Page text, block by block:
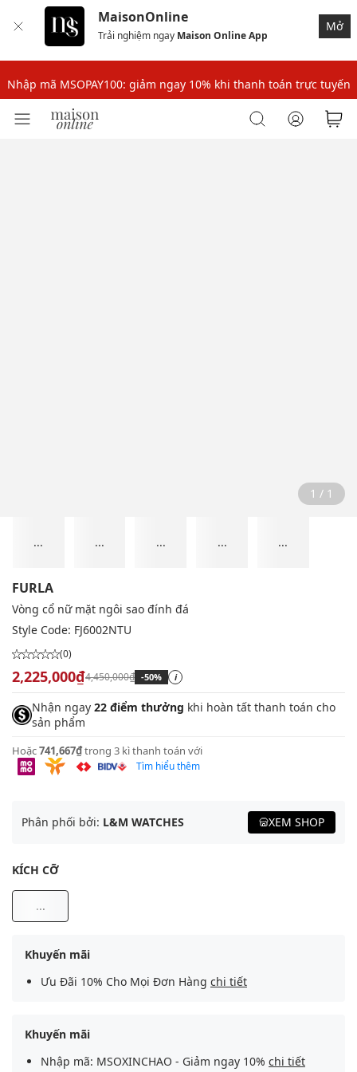
MaisonOnline
Trải nghiệm ngay Maison Online App
Mở
Nhập mã: MSOXINCHAO - Giảm 10% đơn đầu cho thành viên mới!
Nhập mã MSOPAY100: giảm ngay 10% khi thanh toán trực tuyến
Nhập mã: MSOXINCHAO - Giảm 10% đơn đầu cho thành viên mới!
1 / 1
... ... ... ... ...
FURLA
Vòng cổ nữ mặt ngôi sao đính đá
Style Code: FJ6002NTU
(0)
2,225,000₫4,450,000₫ -50% i
Nhận ngay 22 điểm thưởng khi hoàn tất thanh toán cho
sản phẩm
Hoặc741,667₫trong 3 kì thanh toán với
Tìm hiểu thêm
Phân phối bởi: L&M WATCHES XEM SHOP
KÍCH CỠ
...
Khuyến mãi
Ưu Đãi 10% Cho Mọi Đơn Hàng chi tiết
Khuyến mãi
Nhập mã: MSOXINCHAO - Giảm ngay 10% chi tiết